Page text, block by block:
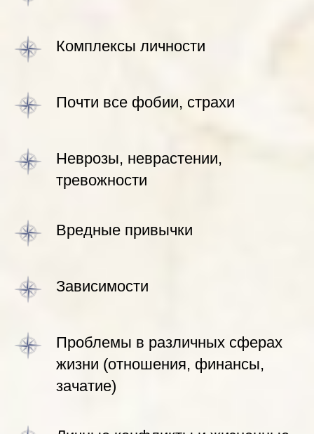
Комплексы личности
Почти все фобии, страхи
Неврозы, неврастении,
тревожности
Вредные привычки
Зависимости
Проблемы в различных сферах
жизни (отношения, финансы,
зачатие)